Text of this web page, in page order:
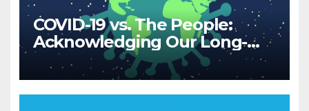
COVID-19 vs. The People:
Acknowledging Our Long-
Term Relationship